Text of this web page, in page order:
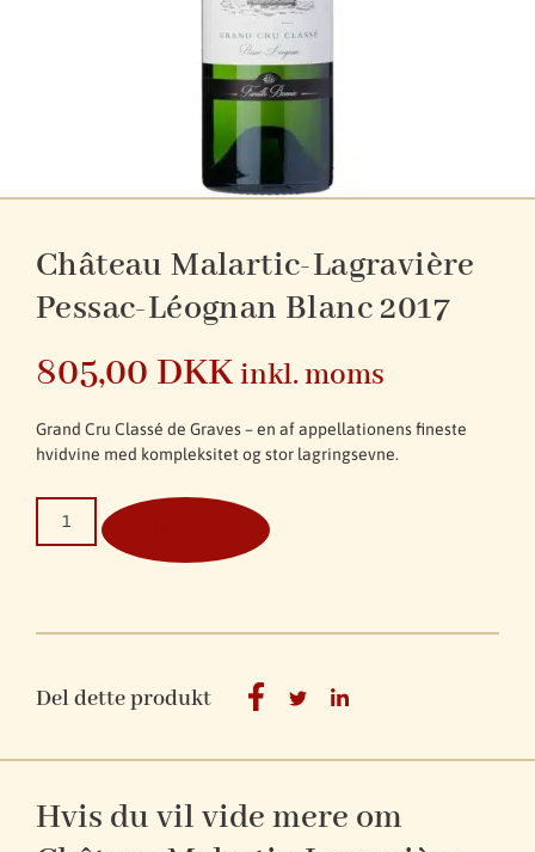
Château Malartic-Lagravière
Pessac-Léognan Blanc 2017
805,00 DKKinkl. moms
Grand Cru Classé de Graves – en af appellationens fineste
hvidvine med kompleksitet og stor lagringsevne.
Del dette produkt
Hvis du vil vide mere om